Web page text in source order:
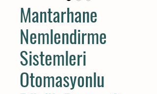
Mantarhane
Nemlendirme
Sistemleri
Otomasyonlu